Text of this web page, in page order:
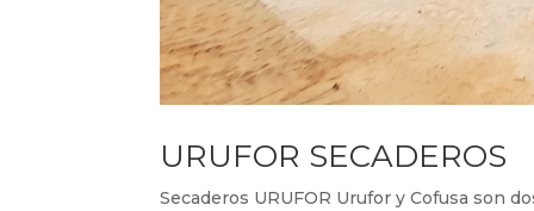
URUFOR SECADEROS
Secaderos URUFOR Urufor y Cofusa son